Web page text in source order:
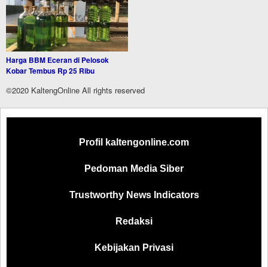
Harga BBM Eceran di Pelosok
Kobar Tembus Rp 25 Ribu
©2020 KaltengOnline All rights reserved
Profil kaltengonline.com
Pedoman Media Siber
Trustworthy News Indicators
Redaksi
Kebijakan Privasi